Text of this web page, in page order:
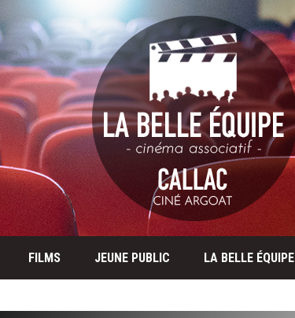
FILMS JEUNE PUBLIC LA BELLE ÉQUIPE